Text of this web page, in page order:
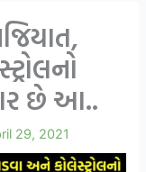
છે આ..
29, 2021